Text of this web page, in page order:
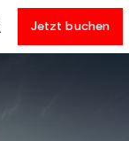
Jetzt buchen